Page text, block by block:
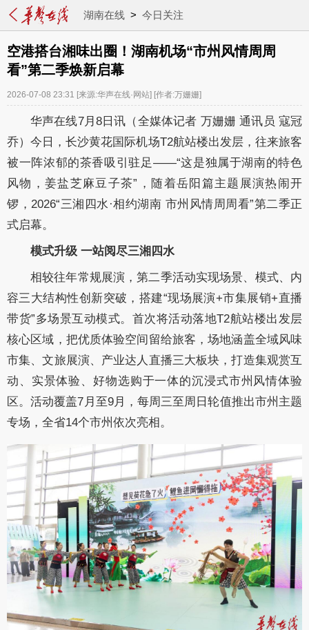
湖南在线> 今日关注
空港搭台湘味出圈！湖南机场“市州风情周周
看”第二季焕新启幕
2026-07-08 23:31 [来源:华声在线·网站] [作者:万姗姗]
华声在线7月8日讯（全媒体记者 万姗姗 通讯员 寇冠
乔）今日，长沙黄花国际机场T2航站楼出发层，往来旅客
被一阵浓郁的茶香吸引驻足——“这是独属于湖南的特色
风物，姜盐芝麻豆子茶”，随着岳阳篇主题展演热闹开
锣，2026“三湘四水·相约湖南 市州风情周周看”第二季正
式启幕。
模式升级 一站阅尽三湘四水
相较往年常规展演，第二季活动实现场景、模式、内
容三大结构性创新突破，搭建“现场展演+市集展销+直播
带货”多场景互动模式。首次将活动落地T2航站楼出发层
核心区域，把优质体验空间留给旅客，场地涵盖全域风味
市集、文旅展演、产业达人直播三大板块，打造集观赏互
动、实景体验、好物选购于一体的沉浸式市州风情体验
区。活动覆盖7月至9月，每周三至周日轮值推出市州主题
专场，全省14个市州依次亮相。